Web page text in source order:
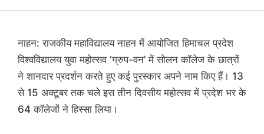
नाहन: राजकीय महाविद्यालय नाहन में आयोजित हिमाचल प्रदेश
विश्वविद्यालय युवा महोत्सव ‘ग्रुप-वन’ में सोलन कॉलेज के छात्रों
ने शानदार प्रदर्शन करते हुए कई पुरस्कार अपने नाम किए हैं। 13
से 15 अक्टूबर तक चले इस तीन दिवसीय महोत्सव में प्रदेश भर के
64 कॉलेजों ने हिस्सा लिया।